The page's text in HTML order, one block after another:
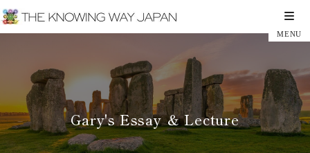
Gary's Essay ＆ Lecture